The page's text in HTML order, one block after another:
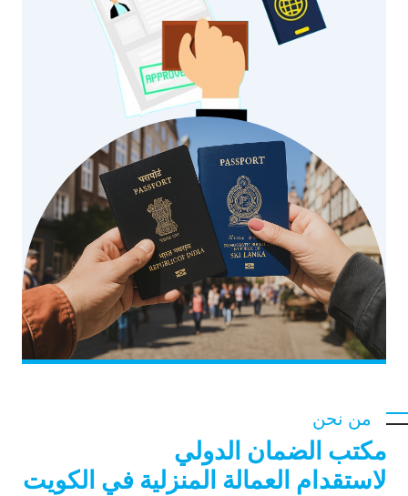
من نحن
مكتب الضمان الدولي
لاستقدام العمالة المنزلية في الكويت